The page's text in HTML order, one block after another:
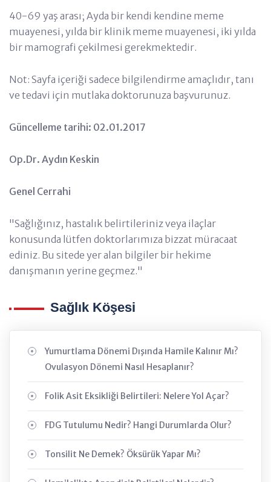
Sağlık Köşesi
Yumurtlama Dönemi Dışında Hamile Kalınır Mı?
Ovulasyon Dönemi Nasıl Hesaplanır?
Folik Asit Eksikliği Belirtileri: Nelere Yol Açar?
FDG Tutulumu Nedir? Hangi Durumlarda Olur?
Tonsilit Ne Demek? Öksürük Yapar Mı?
40-69 yaş arası; Ayda bir kendi kendine meme
muayenesi, yılda bir klinik meme muayenesi, iki yılda
bir mamografi çekilmesi gerekmektedir.
Not: Sayfa içeriği sadece bilgilendirme amaçlıdır, tanı
ve tedavi için mutlaka doktorunuza başvurunuz.
Güncelleme tarihi: 02.01.2017
Op.Dr. Aydın Keskin
Genel Cerrahi
"Sağlığınız, hastalık belirtileriniz veya ilaçlar
konusunda lütfen doktorlarımıza bizzat müracaat
ediniz. Bu sitede yer alan bilgiler bir hekime
danışmanın yerine geçmez."